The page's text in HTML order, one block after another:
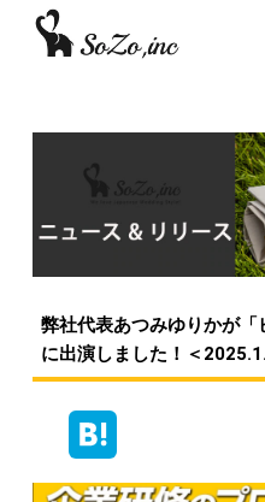
ニュー
サー
あつみゆりか
弊社代表あつみゆりかが「
に出演しました！＜